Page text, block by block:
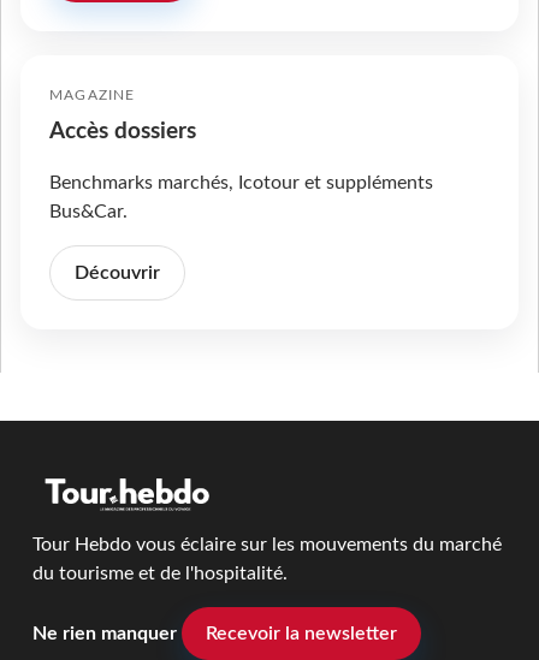
MAGAZINE
Accès dossiers
Benchmarks marchés, Icotour et suppléments
Bus&Car.
Découvrir
Tour Hebdo vous éclaire sur les mouvements du marché
du tourisme et de l'hospitalité.
Ne rien manquer Recevoir la newsletter